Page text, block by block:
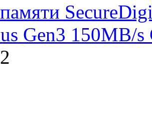
Gen3 150MB/